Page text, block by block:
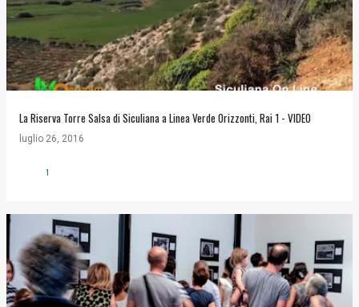
La Riserva Torre Salsa di Siculiana a Linea Verde Orizzonti, Rai 1 - VIDEO
luglio 26, 2016
1